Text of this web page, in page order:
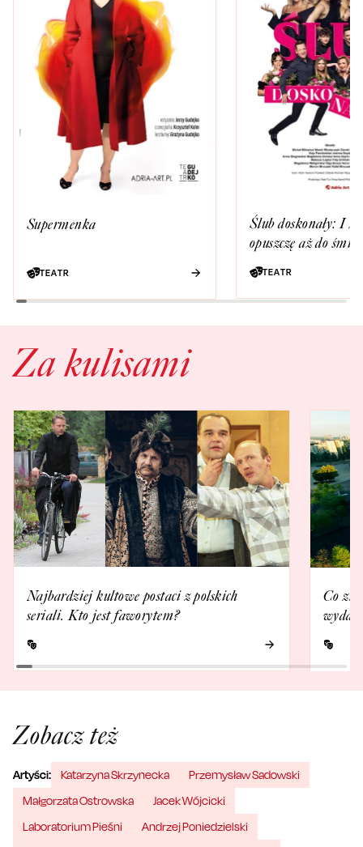
Supermenka
TEATR
Ślub doskonały: I
opuszczę aż do
TEATR
Za kulisami
Najbardziej kultowe postaci z polskich
seriali. Kto jest faworytem?
Co
Zobacz też
Artyści: Katarzyna Skrzynecka
Przemysław Sadowski
Małgorzata Ostrowska
Jacek Wójcicki
Laboratorium Pieśni
Andrzej Poniedzielski